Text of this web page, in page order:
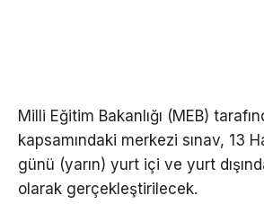
Milli Eğitim Bakanlığı (MEB)
kapsamındaki merkezi sınav, 13
günü (yarın) yurt içi ve yurt
olarak gerçekleştirilecek.